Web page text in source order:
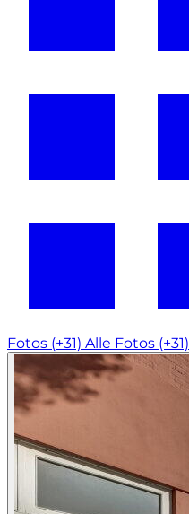
Fotos (+31) Alle Fotos (+31)